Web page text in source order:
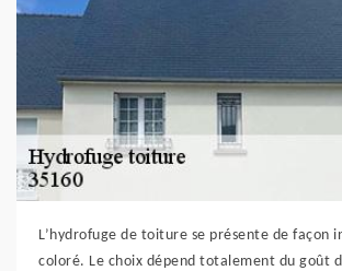
L’hydrofuge de toiture se présente de façon
coloré. Le choix dépend totalement du goût